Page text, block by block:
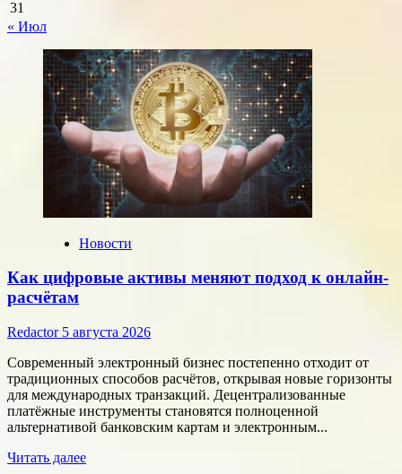
31
« Июл
Новости
Как цифровые активы меняют подход к онлайн-
расчётам
Redactor 5 августа 2026
Современный электронный бизнес постепенно отходит от
традиционных способов расчётов, открывая новые горизонты
для международных транзакций. Децентрализованные
платёжные инструменты становятся полноценной
альтернативой банковским картам и электронным...
Читать далееПрочитать